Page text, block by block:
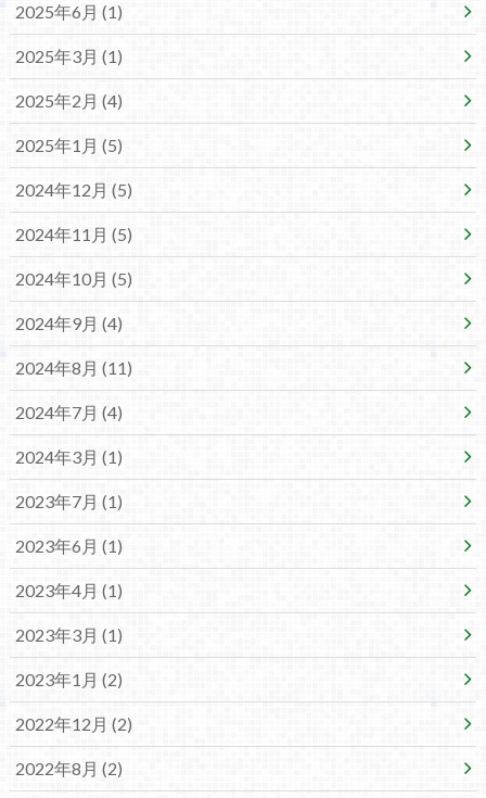
2025年6月 (1)
2025年3月 (1)
2025年2月 (4)
2025年1月 (5)
2024年12月 (5)
2024年11月 (5)
2024年10月 (5)
2024年9月 (4)
2024年8月 (11)
2024年7月 (4)
2024年3月 (1)
2023年7月 (1)
2023年6月 (1)
2023年4月 (1)
2023年3月 (1)
2023年1月 (2)
2022年12月 (2)
2022年8月 (2)